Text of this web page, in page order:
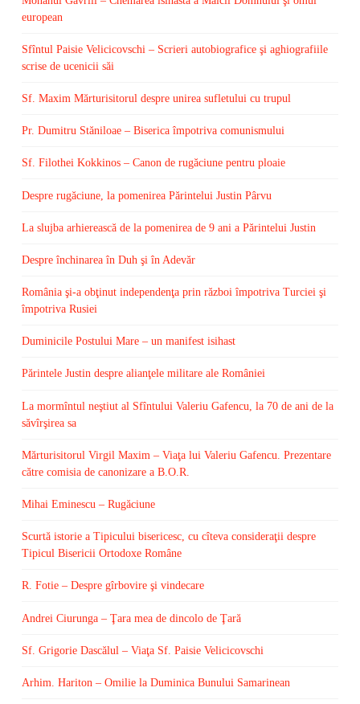
european
Sfîntul Paisie Velicicovschi – Scrieri autobiografice şi aghiografiile
scrise de ucenicii săi
Sf. Maxim Mărturisitorul despre unirea sufletului cu trupul
Pr. Dumitru Stăniloae – Biserica împotriva comunismului
Sf. Filothei Kokkinos – Canon de rugăciune pentru ploaie
Despre rugăciune, la pomenirea Părintelui Justin Pârvu
La slujba arhierească de la pomenirea de 9 ani a Părintelui Justin
Despre închinarea în Duh şi în Adevăr
România şi-a obţinut independenţa prin război împotriva Turciei şi
împotriva Rusiei
Duminicile Postului Mare – un manifest isihast
Părintele Justin despre alianţele militare ale României
La mormîntul neştiut al Sfîntului Valeriu Gafencu, la 70 de ani de la
săvîrşirea sa
Mărturisitorul Virgil Maxim – Viaţa lui Valeriu Gafencu. Prezentare
către comisia de canonizare a B.O.R.
Mihai Eminescu – Rugăciune
Scurtă istorie a Tipicului bisericesc, cu cîteva consideraţii despre
Tipicul Bisericii Ortodoxe Române
R. Fotie – Despre gîrbovire şi vindecare
Andrei Ciurunga – Ţara mea de dincolo de Ţară
Sf. Grigorie Dascălul – Viaţa Sf. Paisie Velicicovschi
Arhim. Hariton – Omilie la Duminica Bunului Samarinean